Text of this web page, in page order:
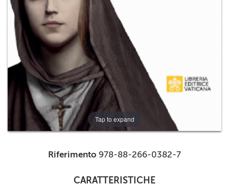
Tap to expand
Riferimento 978-88-266-0382-7
CARATTERISTICHE